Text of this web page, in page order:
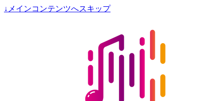
↓ メインコンテンツへスキップ